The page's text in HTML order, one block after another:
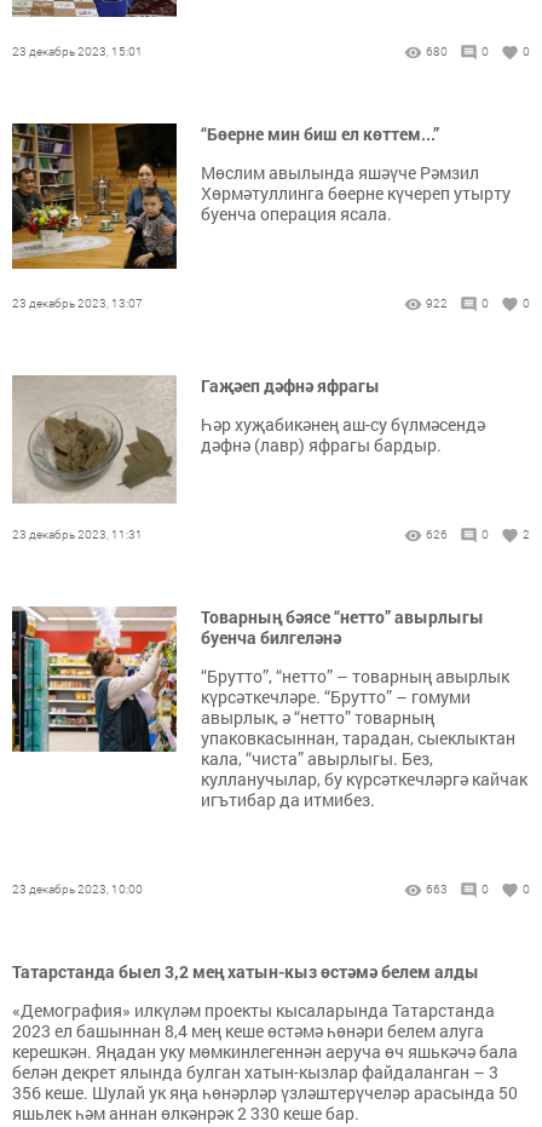
23 декабрь 2023, 15:01 680 0 0
“Бөерне мин биш ел көттем...”
Мөслим авылында яшәүче Рәмзил
Хөрмәтуллинга бөерне күчереп утырту
буенча операция ясала.
23 декабрь 2023, 13:07 922 0 0
Гаҗәеп дәфнә яфрагы
Һәp хуҗабикәнең аш-су бүлмәсендә
дәфнә (лавр) яфрагы бардыр.
23 декабрь 2023, 11:31 626 0 2
Товарның бәясе “нетто” авырлыгы
буенча билгеләнә
“Брутто”, “нетто” – товарның авырлык
күрсәткечләре. “Брутто” – гомуми
авырлык, ә “нетто” товарның
упаковкасыннан, тарадан, сыеклыктан
кала, “чиста” авырлыгы. Без,
кулланучылар, бу күрсәткечләргә кайчак
игътибар да итмибез.
23 декабрь 2023, 10:00 663 0 0
Татарстанда быел 3,2 мең хатын-кыз өстәмә белем алды
«Демография» илкүләм проекты кысаларында Татарстанда
2023 ел башыннан 8,4 мең кеше өстәмә һөнәри белем алуга
керешкән. Яңадан уку мөмкинлегеннән аеруча өч яшькәчә бала
белән декрет ялында булган хатын-кызлар файдаланган – 3
356 кеше. Шулай ук яңа һөнәрләр үзләштерүчеләр арасында 50
яшьлек һәм аннан өлкәнрәк 2 330 кеше бар.